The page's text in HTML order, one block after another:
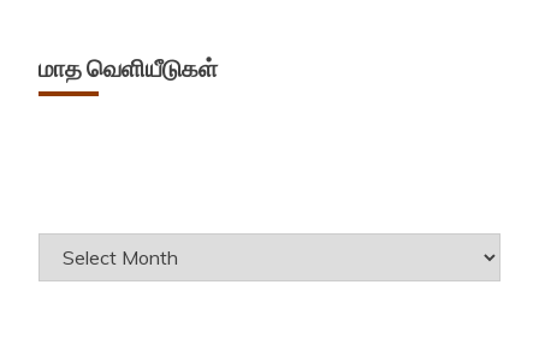
மாத வெளியீடுகள்
Archives